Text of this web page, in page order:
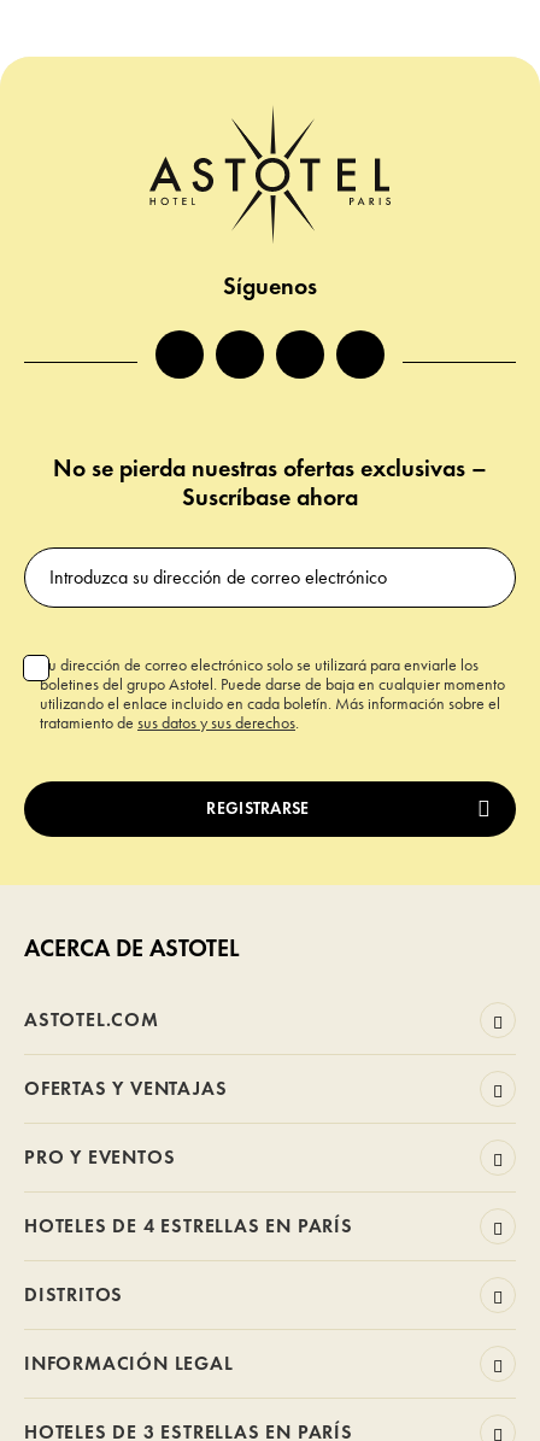
Síguenos
facebookinstagramtwitter tiktok
No se pierda nuestras ofertas exclusivas –
Suscríbase ahora
Su dirección de correo electrónico solo se utilizará para enviarle los
boletines del grupo Astotel. Puede darse de baja en cualquier momento
utilizando el enlace incluido en cada boletín. Más información sobre el
tratamiento de sus datos y sus derechos.
ACERCA DE ASTOTEL
ASTOTEL.COM
OFERTAS Y VENTAJAS
PRO Y EVENTOS
HOTELES DE 4 ESTRELLAS EN PARÍS
DISTRITOS
INFORMACIÓN LEGAL
HOTELES DE 3 ESTRELLAS EN PARÍS